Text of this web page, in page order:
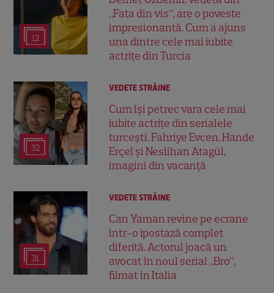
12
„Fata din vis”, are o poveste
impresionantă. Cum a ajuns
una dintre cele mai iubite
actrițe din Turcia
32
VEDETE STRĂINE
Cum își petrec vara cele mai
iubite actrițe din serialele
turcești. Fahriye Evcen, Hande
Erçel și Neslihan Atagül,
imagini din vacanță
31
VEDETE STRĂINE
Can Yaman revine pe ecrane
într-o ipostază complet
diferită. Actorul joacă un
avocat în noul serial „Bro”,
filmat în Italia